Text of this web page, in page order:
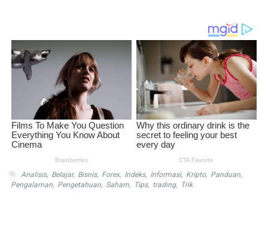
Analisis, Belajar, Bisnis, Forex, Indeks, Informasi, Kripto, Panduan,
Pengalaman, Pengetahuan, Saham, Tips, trading, Trik